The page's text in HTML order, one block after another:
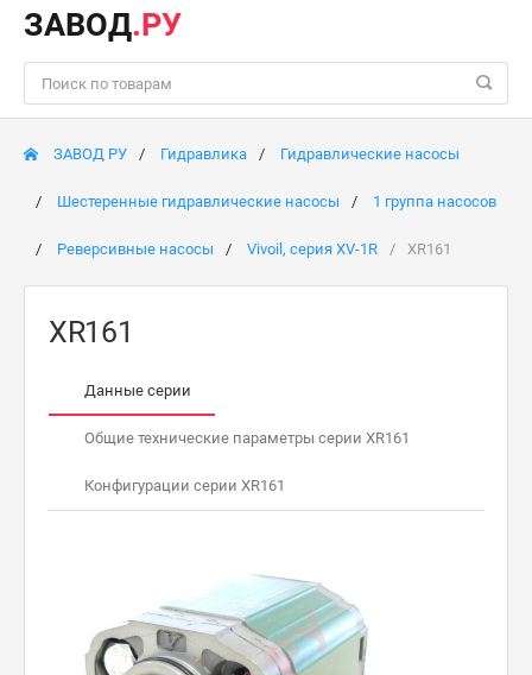
ЗАВОД.РУ
ЗАВОД РУ Гидравлика Гидравлические насосы
Шестеренные гидравлические насосы 1 группа насосов
Реверсивные насосы Vivoil, серия XV-1R XR161
XR161
Данные серии
Общие технические параметры серии XR161
Конфигурации серии XR161